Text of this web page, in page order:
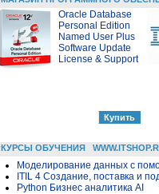
Oracle Database
Personal Edition
Named User Plus
Software Update
License & Support
КУРСЫ ОБУЧЕНИЯ
Моделирование данных с
ITIL 4 Создание, поставка и
Python Бизнес аналитика AI